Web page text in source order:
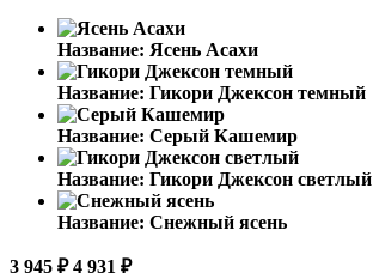
Название: Ясень Асахи
Название: Гикори Джексон темный
Название: Серый Кашемир
Название: Гикори Джексон светлый
Название: Снежный ясень
3 945 ₽4 931 ₽